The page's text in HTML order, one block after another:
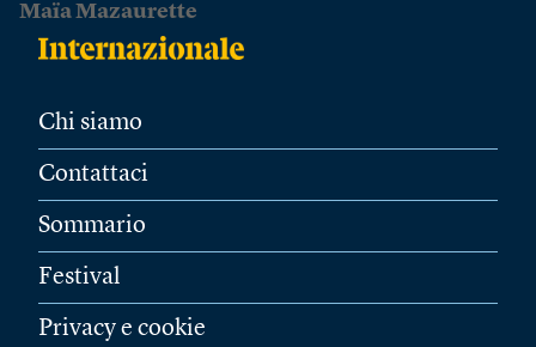
Maïa Mazaurette
Chi siamo
Contattaci
Sommario
Festival
Privacy e cookie